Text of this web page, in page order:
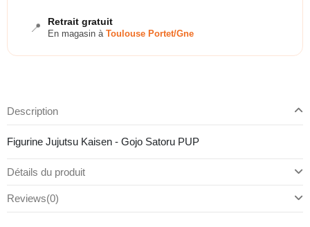
📍 Retrait gratuit
En magasin à Toulouse Portet/Gne
Description
Figurine Jujutsu Kaisen - Gojo Satoru PUP
Détails du produit
Reviews(0)